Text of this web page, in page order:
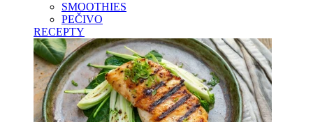
SMOOTHIES
PEČIVO
RECEPTY